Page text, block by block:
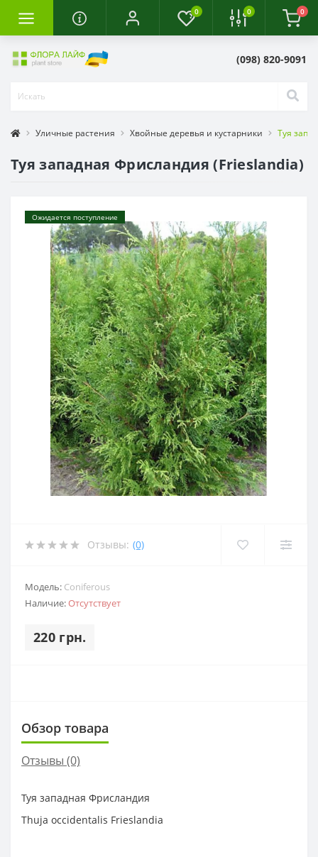
0 0 0
(098) 820-9091
Уличные растения Хвойные деревья и кустарники Туя
Туя западная Фрисландия (Frieslandia)
Ожидается поступление
Отзывы: (0)
Модель: Coniferous
Наличие:Отсутствует
220 грн.
Обзор товара
Отзывы (0)
Туя западная Фрисландия
Thuja occidentalis Frieslandia